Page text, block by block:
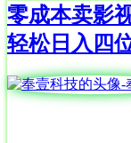
零成本卖影
轻松日入四